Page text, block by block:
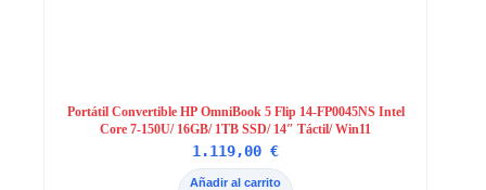
Portátil Convertible HP OmniBook 5 Flip 14-FP0045NS Intel
Core 7-150U/ 16GB/ 1TB SSD/ 14″ Táctil/ Win11
1.119,00€
Añadir al carrito